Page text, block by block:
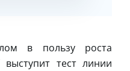
в пользу роста
тест линии